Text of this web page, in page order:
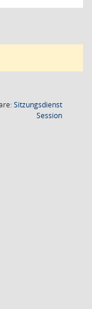
Sitzungsdienst
Session(Wird in